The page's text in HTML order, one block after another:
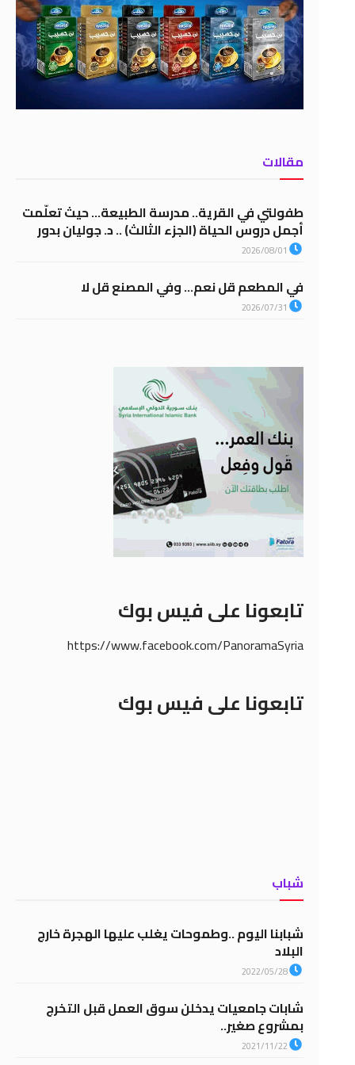
مقالات
طفولتي في القرية.. مدرسة الطبيعة… حيث تعلّمت
أجمل دروس الحياة (الجزء الثالث) .. د. جوليان بدور
2026/08/01
في المطعم قل نعم… وفي المصنع قل لا
2026/07/31
تابعونا على فيس بوك
https://www.facebook.com/PanoramaSyria
تابعونا على فيس بوك
شباب
شبابنا اليوم ..وطموحات يغلب عليها الهجرة خارج
البلاد
2022/05/28
شابات جامعيات يدخلن سوق العمل قبل التخرج
بمشروع صغير..
2021/11/22